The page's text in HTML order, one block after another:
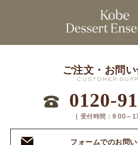
ご注文・お問
0120-
［ 受付時間：9:00～
フォームでのお問